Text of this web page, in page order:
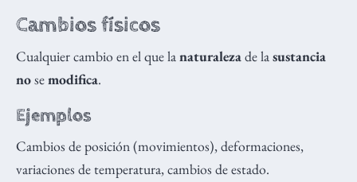
Cambios físicos
Cualquier cambio en el que lanaturalezade lasustancia
nosemodifica.
Ejemplos
Cambios de posición (movimientos), deformaciones,
variaciones de temperatura, cambios de estado.